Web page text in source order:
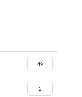
49
2